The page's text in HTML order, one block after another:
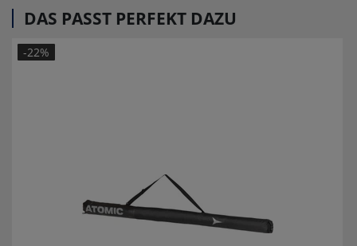
DAS PASST PERFEKT DAZU
-22%